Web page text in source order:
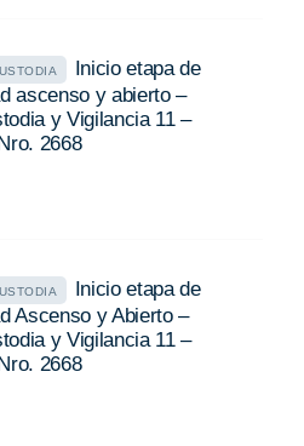
Inicio etapa de
ascenso y abierto –
y Vigilancia 11 –
2668
Inicio etapa de
Ascenso y Abierto –
y Vigilancia 11 –
2668